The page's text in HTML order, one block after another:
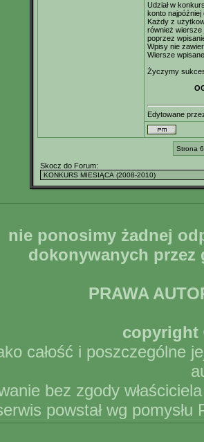
Udział w
konto
Każdy z
również wiersze
poprzez
Wpisy nie
Wiersze
Życzymy
Edytowane
Strona
Skocz do Forum:
nie ponosimy żadnej
dokonywanych
PRAWA
copyright
całość i poszczególne
bez zgody
powstał wg